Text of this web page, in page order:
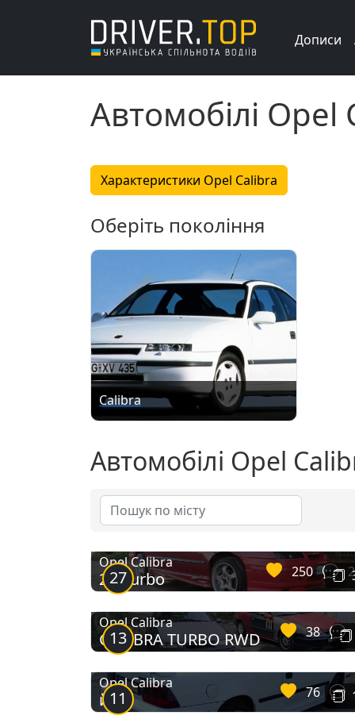
Дописи
Автомобілі Opel
Характеристики Opel Calibra
Оберіть покоління
Calibra
Автомобілі Opel
27
Opel Calibra
2.0 turbo 250
13
Opel Calibra
CALIBRA TURBO RWD 38
11
Opel Calibra
ййй 76